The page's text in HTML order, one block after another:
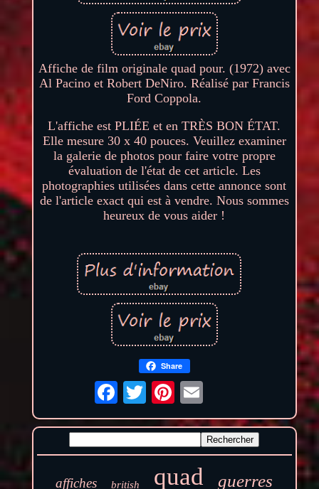
Affiche de film originale quad pour. (1972) avec
Al Pacino et Robert DeNiro. Réalisé par Francis
Ford Coppola.
L'affiche est PLIÉE et en TRÈS BON ÉTAT.
Elle mesure 30 x 40 pouces. Veuillez examiner
la galerie de photos pour faire votre propre
évaluation de l'état de cet article. Les
photographies utilisées dans cette annonce sont
de l'article exact qui est à vendre. Nous sommes
heureux de vous aider !
Share
affiches british quad guerres